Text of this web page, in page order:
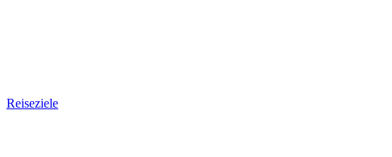
Reiseziele